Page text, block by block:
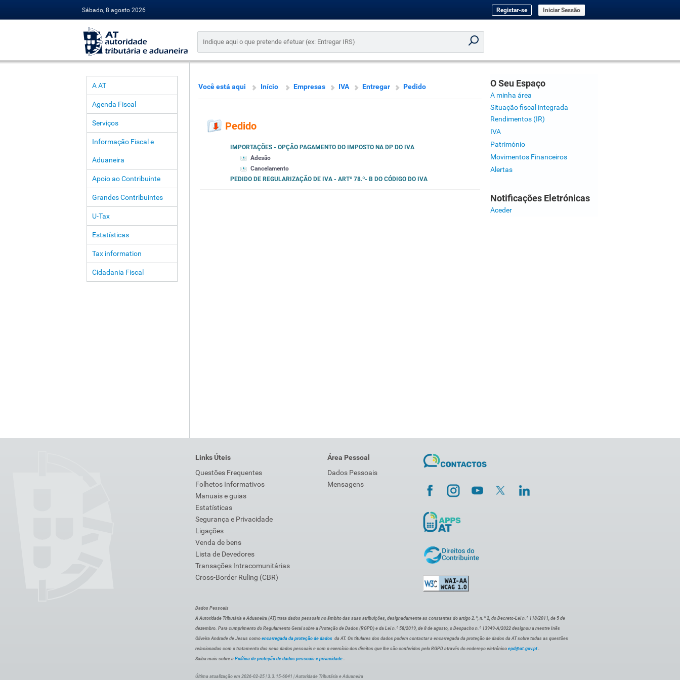
Sábado, 8 agosto 2026 Registar-se Iniciar Sessão
A AT
Agenda Fiscal
Serviços
Informação Fiscal e
Aduaneira
Apoio ao Contribuinte
Grandes Contribuintes
U-Tax
Estatísticas
Tax information
Cidadania Fiscal
Você está aqui Início Empresas IVA Entregar Pedido
Pedido
IMPORTAÇÕES - OPÇÃO PAGAMENTO DO IMPOSTO NA DP DO IVA
Adesão
Cancelamento
PEDIDO DE REGULARIZAÇÃO DE IVA - ARTº 78.º- B DO CÓDIGO DO IVA
O Seu Espaço
A minha área
Situação fiscal integrada
Rendimentos (IR)
IVA
Património
Movimentos Financeiros
Alertas
Notificações Eletrónicas
Aceder
Links Úteis
Questões Frequentes
Folhetos Informativos
Manuais e guias
Estatísticas
Segurança e Privacidade
Ligações
Venda de bens
Lista de Devedores
Transações Intracomunitárias
Cross-Border Ruling (CBR)
Área Pessoal
Dados Pessoais
Mensagens
Dados Pessoais
A Autoridade Tributária e Aduaneira (AT) trata dados pessoais no âmbito das suas atribuições, designadamente as constantes do artigo 2.º, n.º 2, do Decreto-Lei n.º 118/2011, de 5 de
dezembro. Para cumprimento do Regulamento Geral sobre a Proteção de Dados (RGPD) e da Lei n.º 58/2019, de 8 de agosto, o Despacho n.º 13949-A/2022 designou a mestre Inês
Oliveira Andrade de Jesus como encarregada da proteção de dados da AT. Os titulares dos dados podem contactar a encarregada da proteção de dados da AT sobre todas as questões
relacionadas com o tratamento dos seus dados pessoais e com o exercício dos direitos que lhe são conferidos pelo RGPD através do endereço eletrónico epd@at.gov.pt .
Saiba mais sobre a Política de proteção de dados pessoais e privacidade .
Última atualização em 2026-02-25 | 3.3.15-6041 | Autoridade Tributária e Aduaneira